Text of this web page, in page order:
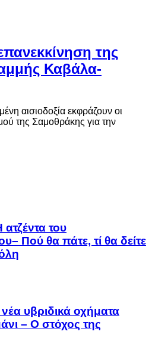
της
Καβάλα-
αισιοδοξία εκφράζουν οι
της Σαμοθράκης για την
του
Πού θα πάτε, τί θα δείτε
υβριδικά οχήματα
– Ο στόχος της